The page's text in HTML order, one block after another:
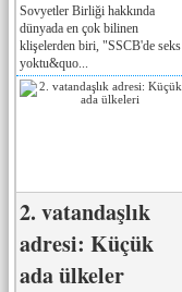
Sovyetler Birliği hakkında
dünyada en çok bilinen
klişelerden biri, "SSCB'de seks
yoktu&quo...
2. vatandaşlık
adresi: Küçük
ada ülkeler